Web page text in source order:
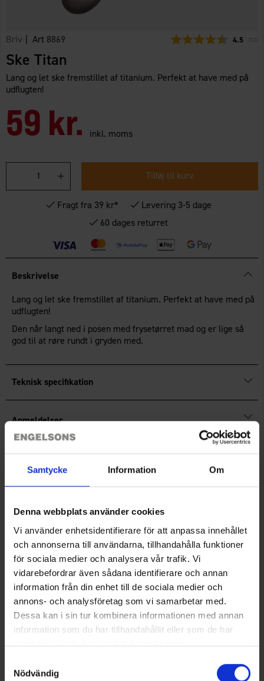
Samtycke Information Om
Denna webbplats använder cookies
Vi använder enhetsidentifierare för att anpassa innehållet
och annonserna till användarna, tillhandahålla funktioner
för sociala medier och analysera vår trafik. Vi
vidarebefordrar även sådana identifierare och annan
information från din enhet till de sociala medier och
annons- och analysföretag som vi samarbetar med.
Dessa kan i sin tur kombinera informationen med annan
information som du har tillhandahållit eller som de har
samlat in när du har använt deras tjänster.
Nödvändig
Briv | Art 8869 4.5 12
Ske Titan
Lang og let ske fremstillet af titanium. Perfekt at have med på
udflugten!
59 kr. inkl. moms
Tilføj til kurv
Fragt fra 39 kr*
Levering 3-5 dage
60 dages returret
Beskrivelse
Lang og let ske fremstillet af titanium. Perfekt at have med på
udflugten!
Den når langt ned i posen med frysetørret mad og er lige så
god til at røre rundt i gryden med.
Teknisk specifikation
Anmeldelser
Du har måske også brug for
Pandelampe 110 Lumen
Fra75 kr.
Wildo Camper Plate Deep
Fra39 kr.
Lignende produkter